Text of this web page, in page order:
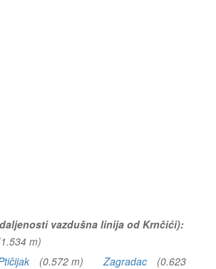
vazdušna linija od Krnčići):
m)
(0.572 m) Zagradac
(0.623